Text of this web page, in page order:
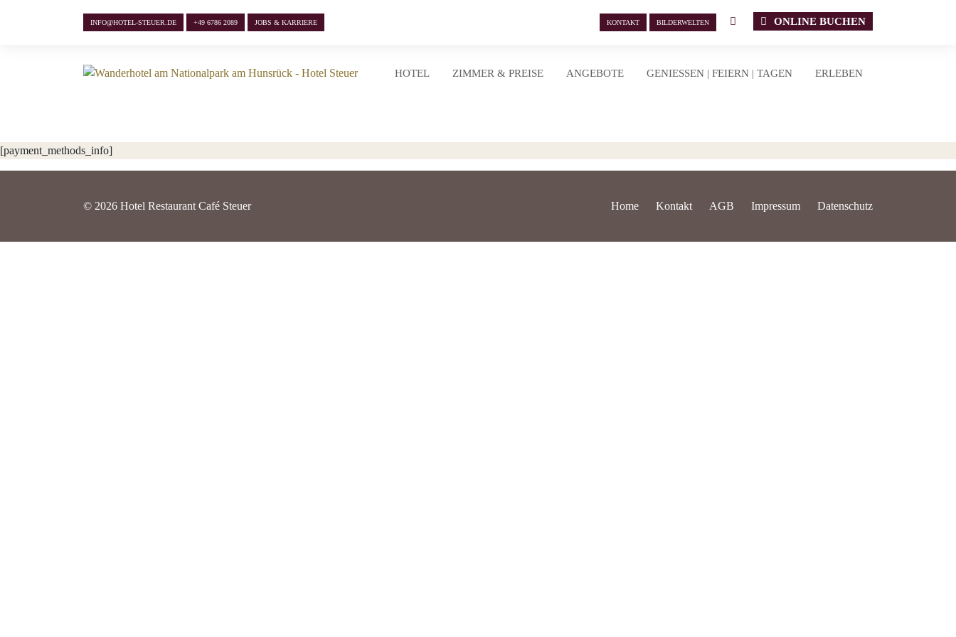
INFO@HOTEL-STEUER.DE +49 6786 2089 JOBS & KARRIERE KONTAKT BILDERWELTEN ONLINE BUCHEN
HOTEL ZIMMER & PREISE ANGEBOTE GENIESSEN | FEIERN | TAGEN ERLEBEN
[payment_methods_info]
© 2026 Hotel Restaurant Café Steuer Home Kontakt AGB Impressum Datenschutz